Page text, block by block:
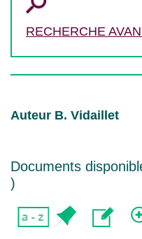
RECHERCHE
Auteur B. Vidaillet
Documents
)